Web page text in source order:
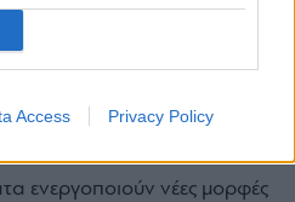
Access Privacy Policy
φέρνει στο προσκήνιο τη
και τη σύνδεση με
ΕΛΣ. Παραστάσεις μουσικού
ενεργοποιούν νέες μορφές